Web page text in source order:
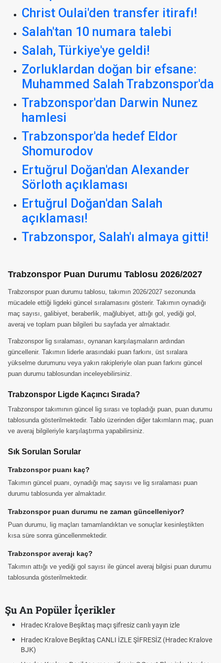
Christ Oulai'den transfer itirafı!
Salah'tan 10 numara talebi
Salah, Türkiye'ye geldi!
Zorluklardan doğan bir efsane:
Muhammed Salah Trabzonspor'da
Trabzonspor'dan Darwin Nunez
hamlesi
Trabzonspor'da hedef Eldor
Shomurodov
Ertuğrul Doğan'dan Alexander
Sörloth açıklaması
Ertuğrul Doğan'dan Salah
açıklaması!
Trabzonspor, Salah'ı almaya gitti!
Trabzonspor Puan Durumu Tablosu 2026/2027
Trabzonspor puan durumu tablosu, takımın 2026/2027 sezonunda
mücadele ettiği ligdeki güncel sıralamasını gösterir. Takımın oynadığı
maç sayısı, galibiyet, beraberlik, mağlubiyet, attığı gol, yediği gol,
averaj ve toplam puan bilgileri bu sayfada yer almaktadır.
Trabzonspor lig sıralaması, oynanan karşılaşmaların ardından
güncellenir. Takımın liderle arasındaki puan farkını, üst sıralara
yükselme durumunu veya yakın rakipleriyle olan puan farkını güncel
puan durumu tablosundan inceleyebilirsiniz.
Trabzonspor Ligde Kaçıncı Sırada?
Trabzonspor takımının güncel lig sırası ve topladığı puan, puan durumu
tablosunda gösterilmektedir. Tablo üzerinden diğer takımların maç, puan
ve averaj bilgileriyle karşılaştırma yapabilirsiniz.
Sık Sorulan Sorular
Trabzonspor puanı kaç?
Takımın güncel puanı, oynadığı maç sayısı ve lig sıralaması puan
durumu tablosunda yer almaktadır.
Trabzonspor puan durumu ne zaman güncelleniyor?
Puan durumu, lig maçları tamamlandıktan ve sonuçlar kesinleştikten
kısa süre sonra güncellenmektedir.
Trabzonspor averajı kaç?
Takımın attığı ve yediği gol sayısı ile güncel averaj bilgisi puan durumu
tablosunda gösterilmektedir.
Şu An Popüler İçerikler
Kralove Beşiktaş maçı şifresiz canlı yayın izle
Kralove Beşiktaş CANLI İZLE ŞİFRESİZ (Hradec Kralove
Hradec